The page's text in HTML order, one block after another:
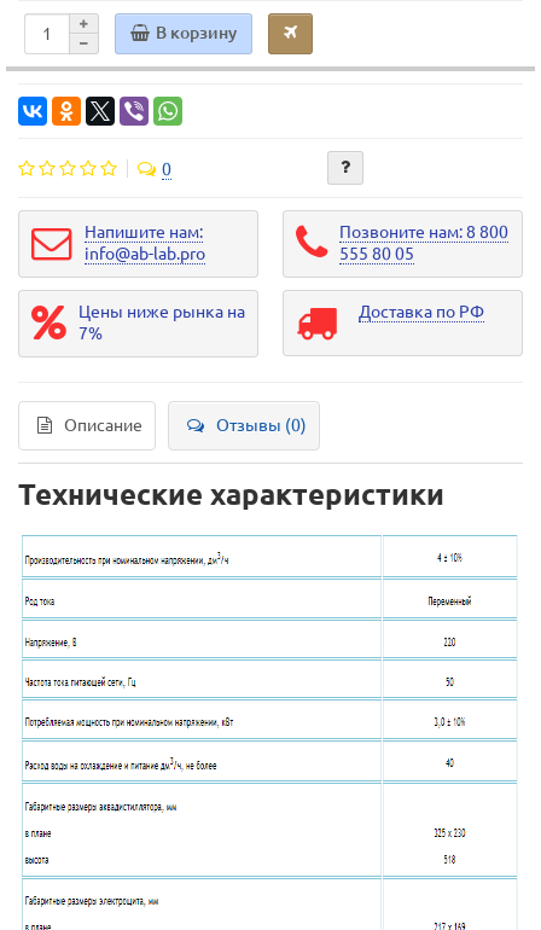
В корзину
0
Напишите нам:
info@ab-lab.pro
Позвоните нам: 8 800
555 80 05
Цены ниже рынка на
7%
Доставка по РФ
Описание Отзывы (0)
Технические характеристики